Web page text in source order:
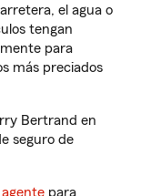
el agua o
tengan
para
más preciados
Bertrand en
seguro de
para